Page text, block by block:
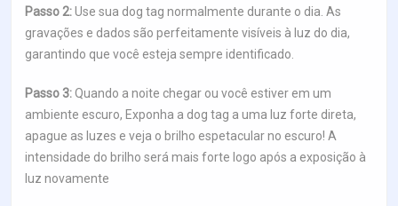
Passo 2:Use sua dog tag normalmente durante o dia. As
gravações e dados são perfeitamente visíveis à luz do dia,
garantindo que você esteja sempre identificado.
Passo 3:Quando a noite chegar ou você estiver em um
ambiente escuro, Exponha a dog tag a uma luz forte direta,
apague as luzes e veja o brilho espetacular no escuro! A
intensidade do brilho será mais forte logo após a exposição à
luz novamente